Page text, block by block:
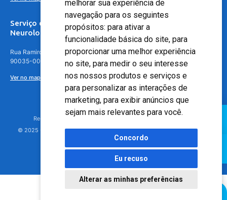
melhorar sua experiência de
navegação para os seguintes
propósitos: para ativar a
funcionalidade básica do site, para
proporcionar uma melhor experiência
no site, para medir o seu interesse
nos nossos produtos e serviços e
para personalizar as interações de
marketing, para exibir anúncios que
sejam mais relevantes para você.
Concordo
Eu recuso
Alterar as minhas preferências
Serviço de
Neurologia
Rua Ramiro Barcelos, 630 – 5º andar – Floresta, Porto Alegre – RS,
90035-001
Ver no mapa
Responsável Técnico: Dr. Luiz Antonio Nasi - CREMERS 11217
© 2025 - Hospital Moinhos de Vento - Registro Empresa (CRM-RS): 425